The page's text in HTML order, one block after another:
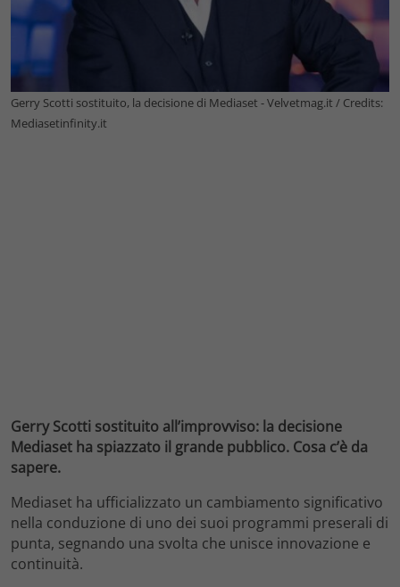
Gerry Scotti sostituito, la decisione di Mediaset - Velvetmag.it / Credits:
Mediasetinfinity.it
Gerry Scotti sostituito all’improvviso: la decisione
Mediaset ha spiazzato il grande pubblico. Cosa c’è da
sapere.
Mediaset ha ufficializzato un cambiamento significativo
nella conduzione di uno dei suoi programmi preserali di
punta, segnando una svolta che unisce innovazione e
continuità.